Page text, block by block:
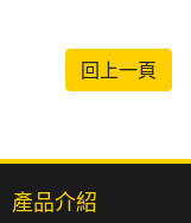
回上一頁
產品介紹